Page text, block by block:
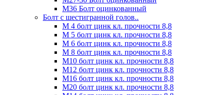
М36 Болт оцинкованный
Болт с шестигранной голов..
М 4 болт цинк кл. прочности 8,8
М 5 болт цинк кл. прочности 8,8
М 6 болт цинк кл. прочности 8,8
М 8 болт цинк кл. прочности 8,8
М10 болт цинк кл. прочности 8,8
М12 болт цинк кл. прочности 8,8
М16 болт цинк кл. прочности 8,8
М20 болт цинк кл. прочности 8,8